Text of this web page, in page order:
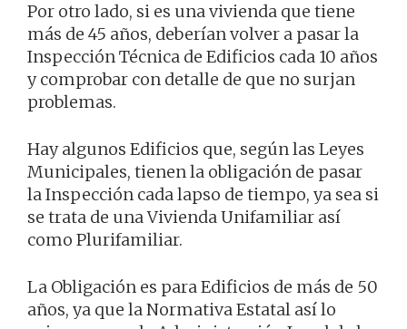
Por otro lado, si es una vivienda que tiene
más de 45 años, deberían volver a pasar la
Inspección Técnica de Edificios cada 10 años
y comprobar con detalle de que no surjan
problemas.
Hay algunos Edificios que, según las Leyes
Municipales, tienen la obligación de pasar
la Inspección cada lapso de tiempo, ya sea si
se trata de una Vivienda Unifamiliar así
como Plurifamiliar.
La Obligación es para Edificios de más de 50
años, ya que la Normativa Estatal así lo